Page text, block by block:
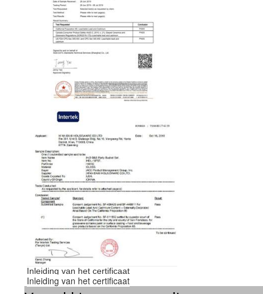
Inleiding van het certificaat
Inleiding van het certificaat